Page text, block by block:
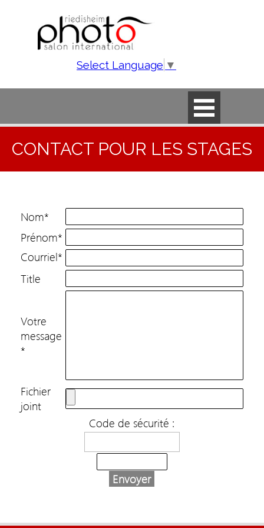
Sauter le menu
Select Language ▼
CONTACT POUR LES STAGES
Nom*
Prénom*
Courriel*
Title
Votre
message
*
Fichier
joint
Code de sécurité :